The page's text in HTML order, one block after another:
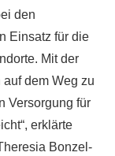
den
Einsatz für die
Mit der
dem Weg zu
Versorgung für
erklärte
Bonzel-